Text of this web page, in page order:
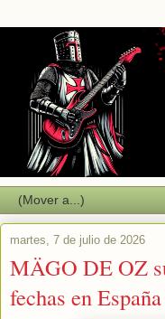
martes, 7 de julio de 2026
MÄGO DE OZ
fechas en